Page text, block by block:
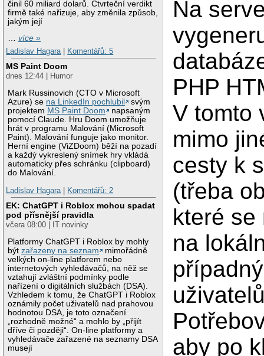
činil 60 miliard dolarů. Čtvrteční verdikt
firmě také nařizuje, aby změnila způsob,
jakým její
…více »
Ladislav Hagara
Komentářů: 5
MS Paint Doom
dnes 12:44 | Humor
Mark Russinovich (CTO v Microsoft
Azure) se na LinkedIn pochlubil
svým
projektem MS Paint Doom
napsaným
pomocí Claude. Hru Doom umožňuje
hrát v programu Malování (Microsoft
Paint). Malování funguje jako monitor.
Herní engine (ViZDoom) běží na pozadí
a každý vykreslený snímek hry vkládá
automaticky přes schránku (clipboard)
do Malování.
Ladislav Hagara
Komentářů: 2
EK: ChatGPT i Roblox mohou spadat
pod přísnější pravidla
včera 08:00 | IT novinky
Platformy ChatGPT i Roblox by mohly
býtzařazeny na seznam
mimořádně
velkých on-line platforem nebo
internetových vyhledávačů, na něž se
vztahují zvláštní podmínky podle
nařízení o digitálních službách (DSA).
Vzhledem k tomu, že ChatGPT i Roblox
oznámily počet uživatelů nad prahovou
hodnotou DSA, je toto označení
„rozhodně možné“ a mohlo by „přijít
dříve či později“. On-line platformy a
vyhledávače zařazené na seznamy DSA
musejí
Na
PHP
V tomto
mimo
cesty k
(třeba
které se
na
aby po